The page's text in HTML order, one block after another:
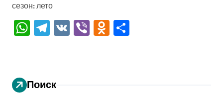
сезон: лето
WhatsApp
Telegram
VK ViberOdnoklassniki
Поиск